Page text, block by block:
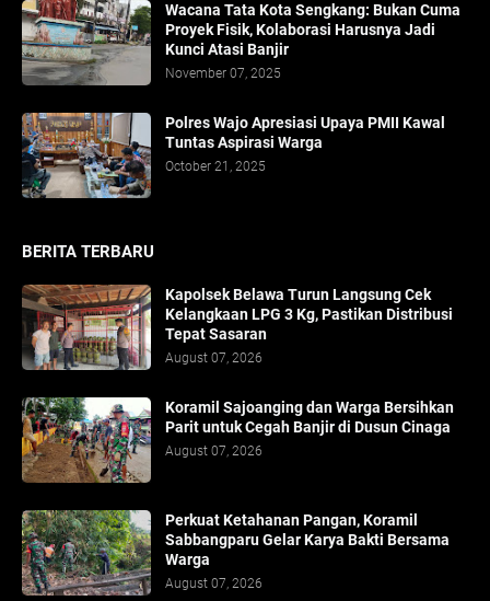
​Wacana Tata Kota Sengkang: Bukan Cuma
Proyek Fisik, Kolaborasi Harusnya Jadi
Kunci Atasi Banjir
November 07, 2025
Polres Wajo Apresiasi Upaya PMII Kawal
Tuntas Aspirasi Warga
October 21, 2025
BERITA TERBARU
Kapolsek Belawa Turun Langsung Cek
Kelangkaan LPG 3 Kg, Pastikan Distribusi
Tepat Sasaran
August 07, 2026
Koramil Sajoanging dan Warga Bersihkan
Parit untuk Cegah Banjir di Dusun Cinaga
August 07, 2026
Perkuat Ketahanan Pangan, Koramil
Sabbangparu Gelar Karya Bakti Bersama
Warga
August 07, 2026